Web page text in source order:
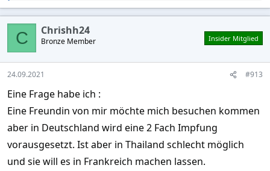
a
c
o
n
s
C Chrishh24
Bronze Member Insider Mitglied
24.09.2021 #913
Eine Frage habe ich :
Eine Freundin von mir möchte mich besuchen kommen
aber in Deutschland wird eine 2 Fach Impfung
vorausgesetzt. Ist aber in Thailand schlecht möglich
und sie will es in Frankreich machen lassen.